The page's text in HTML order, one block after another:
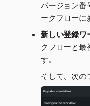
バージョン番
ークフローに
新しい登録ワ
クフローと最
す。
そして、次の